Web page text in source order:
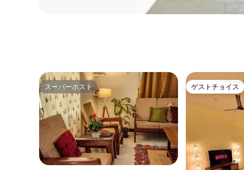
スーパーホスト
スーパーホスト ゲストチョイス
ゲストチョイス